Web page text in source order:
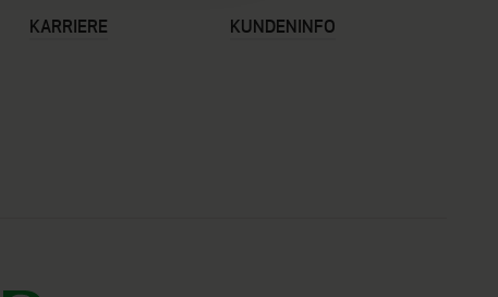
KARRIERE KUNDENINFO